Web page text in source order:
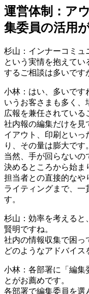
運営体制：ア
集委員の活用
杉山：インナーコミュ
という実情を抱えてい
するご相談は多いです
小林：はい、多いです
いうお客さまも多く、
広報を兼任されている
社内報の編集だけを見
イアウト、印刷といっ
り、その量は膨大です。
当然、手が回らないの
決めるところから始ま
担当者との直接的なや
ライティングまで、一
す。
杉山：効率を考えると
賢明ですね。
社内の情報収集で困っ
どのようなアドバイス
小林：各部署に「編集
とがお薦めです。
各部署で編集委員を選